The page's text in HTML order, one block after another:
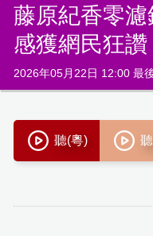
藤原紀香零
感獲網民狂讚
2026年05月22日 12:00 最